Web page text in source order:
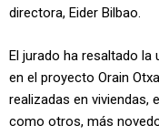
directora, Eider Bilbao.
El jurado ha resaltado
en el proyecto Orain
realizadas en viviendas,
como otros, más